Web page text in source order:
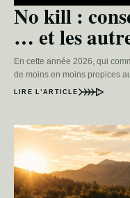
No kill :
… et les
En cette année 2026, qui
de moins en moins propices
LIRE L’ARTICLE